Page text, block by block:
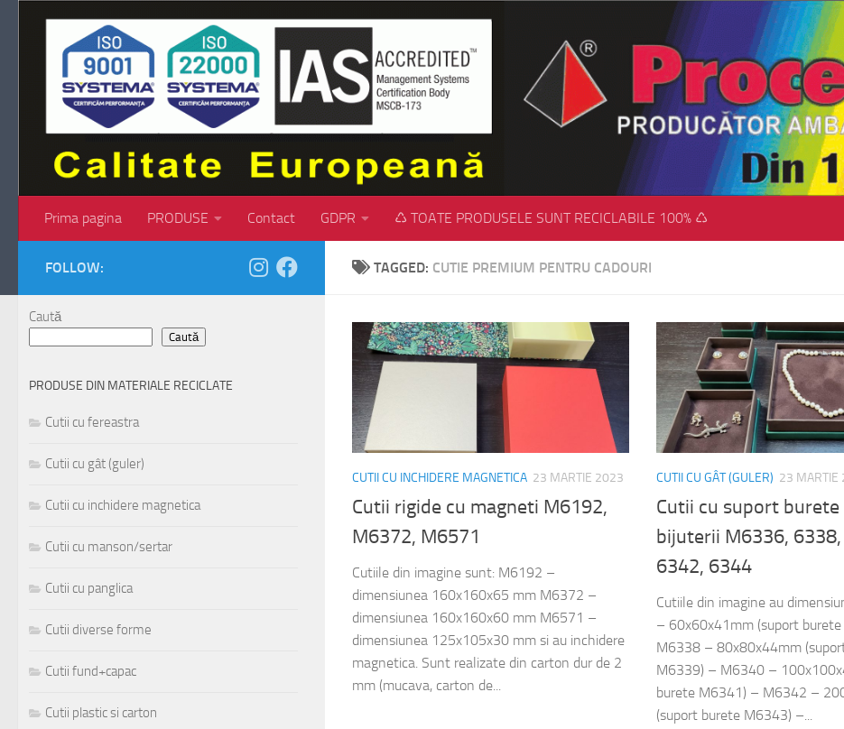
Skip to content
Prima pagina PRODUSE Contact GDPR ♺ TOATE PRODUSELE SUNT RECICLABILE 100% ♺
TAGGED: CUTIE PREMIUM PENTRU CADOURI
CUTII CU INCHIDERE MAGNETICA 23 MARTIE 2023
Cutii rigide cu magneti M6192,
M6372, M6571
Cutiile din imagine sunt: M6192 –
dimensiunea 160x160x65 mm M6372 –
dimensiunea 160x160x60 mm M6571 –
dimensiunea 125x105x30 mm si au inchidere
magnetica. Sunt realizate din carton dur de 2
mm (mucava, carton de...
CUTII CU GÂT (GULER) 23 MARTIE
Cutii cu suport
bijuterii M6336,
6342, 6344
Cutiile din imagine au
– 60x60x41mm (suport
M6338 – 80x80x44mm
M6339) – M6340 –
burete M6341) – M6342 –
(suport burete M6343) –...
FOLLOW:
Caută
Caută
PRODUSE DIN MATERIALE RECICLATE
Cutii cu fereastra
Cutii cu gât (guler)
Cutii cu inchidere magnetica
Cutii cu manson/sertar
Cutii cu panglica
Cutii diverse forme
Cutii fund+capac
Cutii plastic si carton